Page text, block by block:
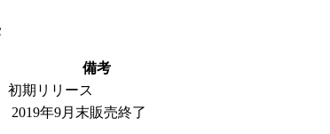
備考
初期リリース
2019年9月末販売終了